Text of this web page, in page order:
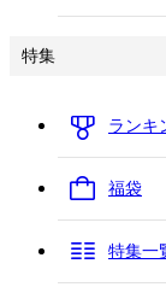
特集
ランキ
福袋
特集一